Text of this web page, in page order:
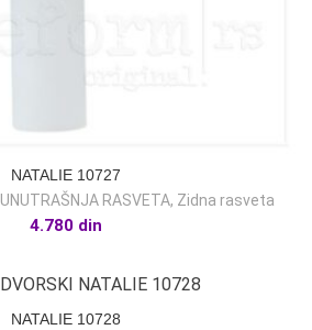
NATALIE 10727
UNUTRAŠNJA RASVETA, Zidna rasveta
4.780 din
NATALIE 10728